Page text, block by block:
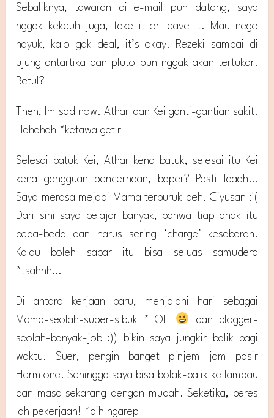
Sebaliknya, tawaran di e-mail pun datang, saya
nggak kekeuh juga, take it or leave it. Mau nego
hayuk, kalo gak deal, it’s okay. Rezeki sampai di
ujung antartika dan pluto pun nggak akan tertukar!
Betul?
Then, Im sad now. Athar dan Kei ganti-gantian sakit.
Hahahah *ketawa getir
Selesai batuk Kei, Athar kena batuk, selesai itu Kei
kena gangguan pencernaan, baper? Pasti laaah…
Saya merasa mejadi Mama terburuk deh. Ciyusan :'(
Dari sini saya belajar banyak, bahwa tiap anak itu
beda-beda dan harus sering ‘charge’ kesabaran.
Kalau boleh sabar itu bisa seluas samudera
*tsahhh…
Di antara kerjaan baru, menjalani hari sebagai
Mama-seolah-super-sibuk *LOL
dan blogger-
seolah-banyak-job :)) bikin saya jungkir balik bagi
waktu. Suer, pengin banget pinjem jam pasir
Hermione! Sehingga saya bisa bolak-balik ke lampau
dan masa sekarang dengan mudah. Seketika, beres
lah pekerjaan! *dih ngarep